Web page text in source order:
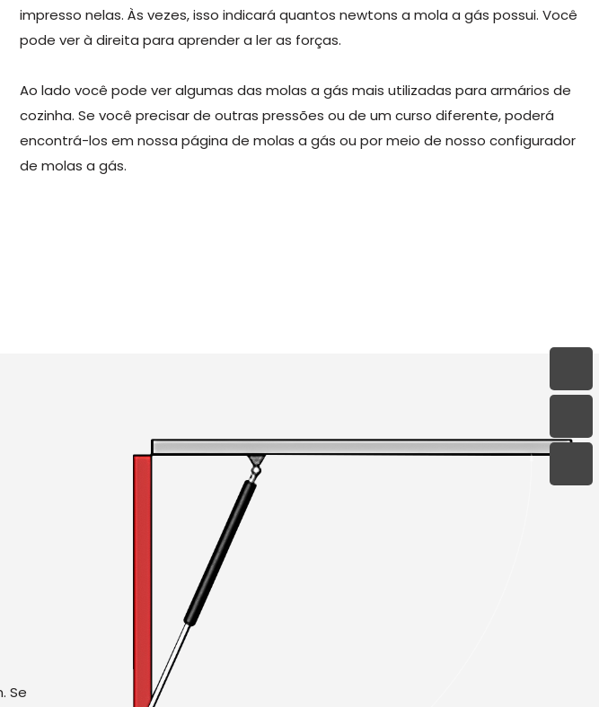
impresso nelas. Às vezes, isso indicará quantos newtons a mola a gás possui. Você
pode ver à direita para aprender a ler as forças.
Ao lado você pode ver algumas das molas a gás mais utilizadas para armários de
cozinha. Se você precisar de outras pressões ou de um curso diferente, poderá
encontrá-los em nossa página de molas a gás ou por meio de nosso configurador
de molas a gás.
Se